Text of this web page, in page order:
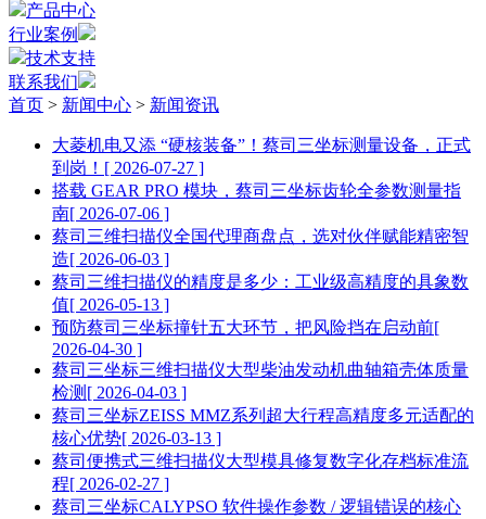
产品中心
行业案例
技术支持
联系我们
首页 > 新闻中心 > 新闻资讯
大菱机电又添 “硬核装备”！蔡司三坐标测量设备，正式
到岗！ [ 2026-07-27 ]
搭载 GEAR PRO 模块，蔡司三坐标齿轮全参数测量指
南[ 2026-07-06 ]
蔡司三维扫描仪全国代理商盘点，选对伙伴赋能精密智
造[ 2026-06-03 ]
蔡司三维扫描仪的精度是多少：工业级高精度的具象数
值[ 2026-05-13 ]
预防蔡司三坐标撞针五大环节，把风险挡在启动前[
2026-04-30 ]
蔡司三坐标三维扫描仪大型柴油发动机曲轴箱壳体质量
检测 [ 2026-04-03 ]
蔡司三坐标ZEISS MMZ系列超大行程高精度多元适配的
核心优势[ 2026-03-13 ]
蔡司便携式三维扫描仪大型模具修复数字化存档标准流
程[ 2026-02-27 ]
蔡司三坐标CALYPSO 软件操作参数 / 逻辑错误的核心